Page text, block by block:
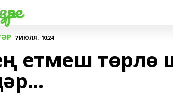
7 ИЮЛЯ , 10:24
етмеш